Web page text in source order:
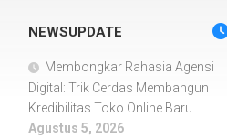
NEWSUPDATE
Membongkar Rahasia Agensi
Digital: Trik Cerdas Membangun
Kredibilitas Toko Online Baru
Agustus 5, 2026